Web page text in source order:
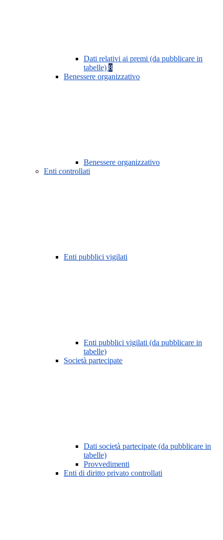
Dati relativi ai premi (da pubblicare in
tabelle) 8
Benessere organizzativo
Benessere organizzativo
Enti controllati
Enti pubblici vigilati
Enti pubblici vigilati (da pubblicare in
tabelle)
Società partecipate
Dati società partecipate (da pubblicare in
tabelle)
Provvedimenti
Enti di diritto privato controllati